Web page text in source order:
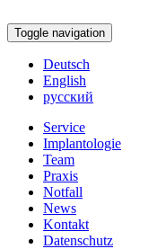
Toggle navigation
Deutsch
English
русский
Service
Implantologie
Team
Praxis
Notfall
News
Kontakt
Datenschutz